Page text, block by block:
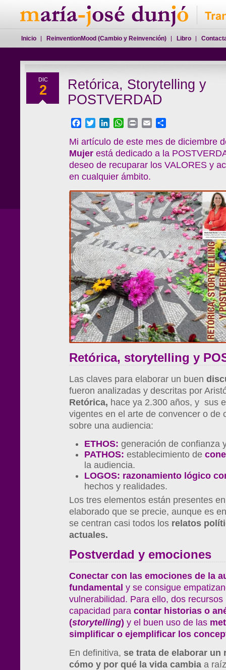
DIC
2
Retórica, Storytelling y
POSTVERDAD
Facebook
TwitterLinkedInWhatsApp
Print Email
Mi artículo de este mes de diciembre
Mujer está dedicado a la
deseo de recuparar los VALORES y
en cualquier ámbito.
Retórica, storytelling y
Las claves para elaborar un buen
fueron analizadas y descritas por
Retórica, hace ya 2.300 años, y sus
vigentes en el arte de convencer o de
sobre una audiencia:
ETHOS: generación de confianza
PATHOS: establecimiento de
la audiencia.
LOGOS: razonamiento lógico
hechos y realidades.
Los tres elementos están presentes
elaborado que se precie, aunque es
se centran casi todos los relatos
actuales.
Postverdad y emociones
Conectar con las emociones de la
fundamental y se consigue
vulnerabilidad. Para ello, dos
capacidad para contar historias o
(storytelling) y el buen uso de las
simplificar o ejemplificar los
En definitiva, se trata de elaborar un
cómo y por qué la vida cambia a
Inicio ReinventionMood (Cambio y Reinvención) Libro